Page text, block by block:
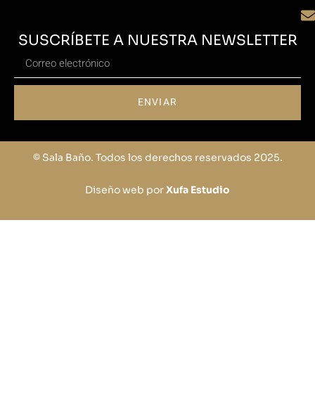
SUSCRÍBETE A NUESTRA NEWSLETTER
ENVIAR
© Sala Baño. Todos los derechos reservados 2025.
Diseño web porXufa Estudio